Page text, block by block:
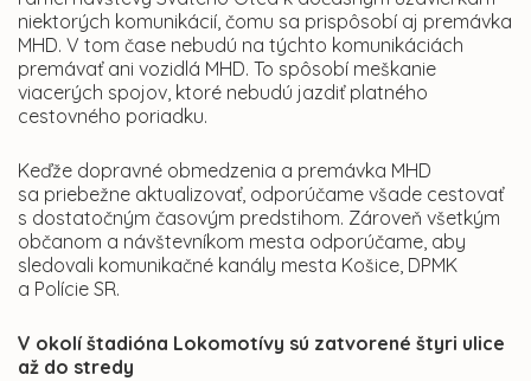
niektorých komunikácií, čomu sa prispôsobí aj premávka
MHD. V tom čase nebudú na týchto komunikáciách
premávať ani vozidlá MHD. To spôsobí meškanie
viacerých spojov, ktoré nebudú jazdiť platného
cestovného poriadku.
Keďže dopravné obmedzenia a premávka MHD
sa priebežne aktualizovať, odporúčame všade cestovať
s dostatočným časovým predstihom. Zároveň všetkým
občanom a návštevníkom mesta odporúčame, aby
sledovali komunikačné kanály mesta Košice, DPMK
a Polície SR.
V okolí štadióna Lokomotívy sú zatvorené štyri ulice
až do stredy